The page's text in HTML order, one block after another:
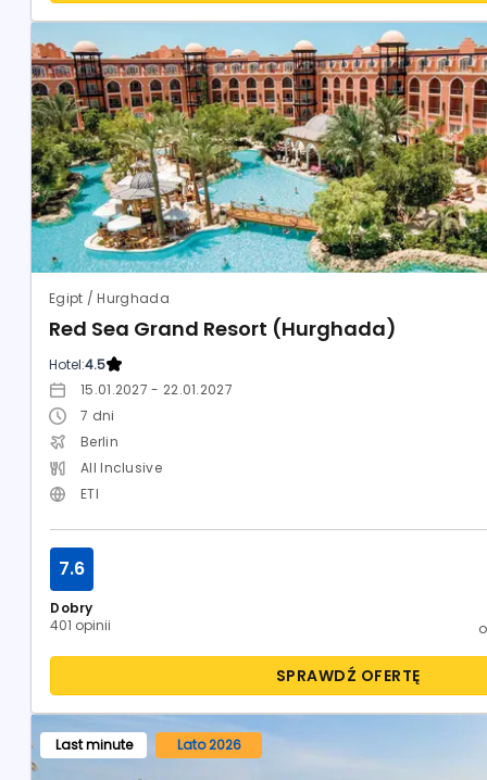
Egipt / Hurghada
Red Sea Grand Resort (Hurghada)
Hotel:4.5
15.01.2027 - 22.01.2027
7 dni
Berlin
All Inclusive
ETI
Dobry
401 opinii
7.6
SPRAWDŹ OFERTĘ
Last minute Lato 2026